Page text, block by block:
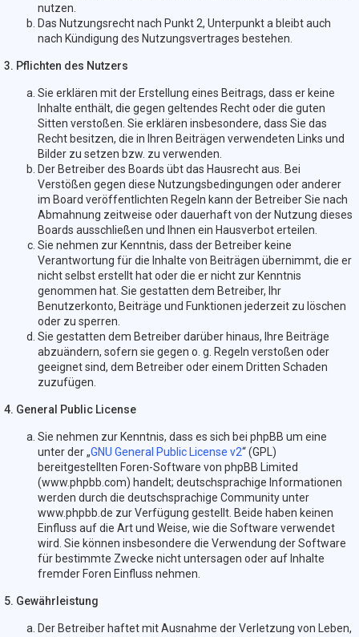
nutzen.
Das Nutzungsrecht nach Punkt 2, Unterpunkt a bleibt auch
nach Kündigung des Nutzungsvertrages bestehen.
3. Pflichten des Nutzers
Sie erklären mit der Erstellung eines Beitrags, dass er keine
Inhalte enthält, die gegen geltendes Recht oder die guten
Sitten verstoßen. Sie erklären insbesondere, dass Sie das
Recht besitzen, die in Ihren Beiträgen verwendeten Links und
Bilder zu setzen bzw. zu verwenden.
Der Betreiber des Boards übt das Hausrecht aus. Bei
Verstößen gegen diese Nutzungsbedingungen oder anderer
im Board veröffentlichten Regeln kann der Betreiber Sie nach
Abmahnung zeitweise oder dauerhaft von der Nutzung dieses
Boards ausschließen und Ihnen ein Hausverbot erteilen.
Sie nehmen zur Kenntnis, dass der Betreiber keine
Verantwortung für die Inhalte von Beiträgen übernimmt, die er
nicht selbst erstellt hat oder die er nicht zur Kenntnis
genommen hat. Sie gestatten dem Betreiber, Ihr
Benutzerkonto, Beiträge und Funktionen jederzeit zu löschen
oder zu sperren.
Sie gestatten dem Betreiber darüber hinaus, Ihre Beiträge
abzuändern, sofern sie gegen o. g. Regeln verstoßen oder
geeignet sind, dem Betreiber oder einem Dritten Schaden
zuzufügen.
4. General Public License
Sie nehmen zur Kenntnis, dass es sich bei phpBB um eine
unter der „GNU General Public License v2“ (GPL)
bereitgestellten Foren-Software von phpBB Limited
(www.phpbb.com) handelt; deutschsprachige Informationen
werden durch die deutschsprachige Community unter
www.phpbb.de zur Verfügung gestellt. Beide haben keinen
Einfluss auf die Art und Weise, wie die Software verwendet
wird. Sie können insbesondere die Verwendung der Software
für bestimmte Zwecke nicht untersagen oder auf Inhalte
fremder Foren Einfluss nehmen.
5. Gewährleistung
Der Betreiber haftet mit Ausnahme der Verletzung von Leben,